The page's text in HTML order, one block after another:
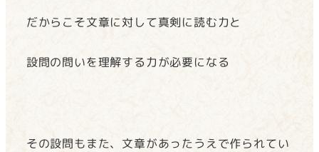
だからこそ文章に対して真剣に読む力と
設問の問いを理解する力が必要になる
その設問もまた、文章があったうえで作られてい